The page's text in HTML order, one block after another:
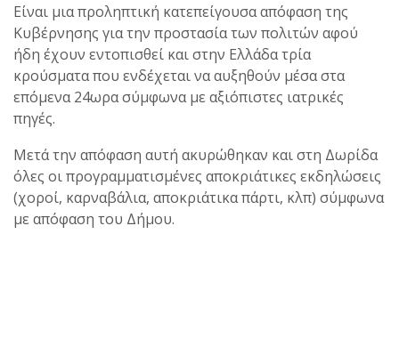
Είναι μια προληπτική κατεπείγουσα απόφαση της
Κυβέρνησης για την προστασία των πολιτών αφού
ήδη έχουν εντοπισθεί και στην Ελλάδα τρία
κρούσματα που ενδέχεται να αυξηθούν μέσα στα
επόμενα 24ωρα σύμφωνα με αξιόπιστες ιατρικές
πηγές.
Μετά την απόφαση αυτή ακυρώθηκαν και στη Δωρίδα
όλες οι προγραμματισμένες αποκριάτικες εκδηλώσεις
(χοροί, καρναβάλια, αποκριάτικα πάρτι, κλπ) σύμφωνα
με απόφαση του Δήμου.